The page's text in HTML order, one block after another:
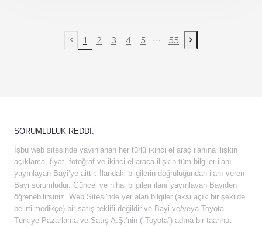
Previous page
1 2 3 4 5 ... 55
Next page
SORUMLULUK REDDI:
İşbu web sitesinde yayınlanan her türlü ikinci el araç ilanına ilişkin
açıklama, fiyat, fotoğraf ve ikinci el araca ilişkin tüm bilgiler ilanı
yayınlayan Bayi’ye aittir. İlandaki bilgilerin doğruluğundan ilanı veren
Bayi sorumludur. Güncel ve nihai bilgileri ilanı yayınlayan Bayiden
öğrenebilirsiniz. Web Sitesi'nde yer alan bilgiler (aksi açık bir şekilde
belirtilmedikçe) bir satış teklifi değildir ve Bayi ve/veya Toyota
Türkiye Pazarlama ve Satış A.Ş.’nin ("Toyota”) adına bir taahhüt